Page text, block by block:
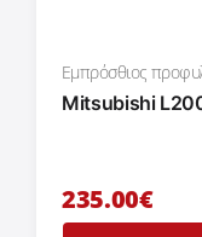
Εμπρόσθιος
Mitsubishi
235.00€